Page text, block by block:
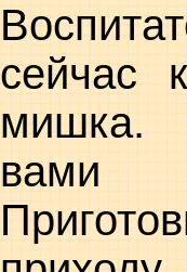
сейчас
мишка.
вами